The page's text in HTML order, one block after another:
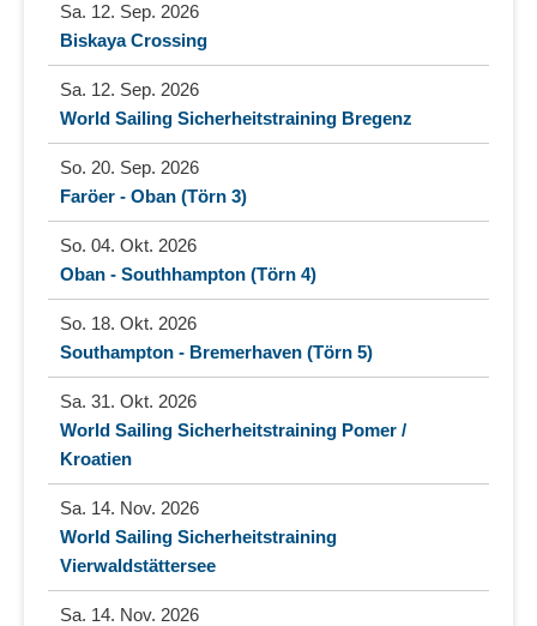
Sa. 12. Sep. 2026
Biskaya Crossing
Sa. 12. Sep. 2026
World Sailing Sicherheitstraining Bregenz
So. 20. Sep. 2026
Faröer - Oban (Törn 3)
So. 04. Okt. 2026
Oban - Southhampton (Törn 4)
So. 18. Okt. 2026
Southampton - Bremerhaven (Törn 5)
Sa. 31. Okt. 2026
World Sailing Sicherheitstraining Pomer /
Kroatien
Sa. 14. Nov. 2026
World Sailing Sicherheitstraining
Vierwaldstättersee
Sa. 14. Nov. 2026